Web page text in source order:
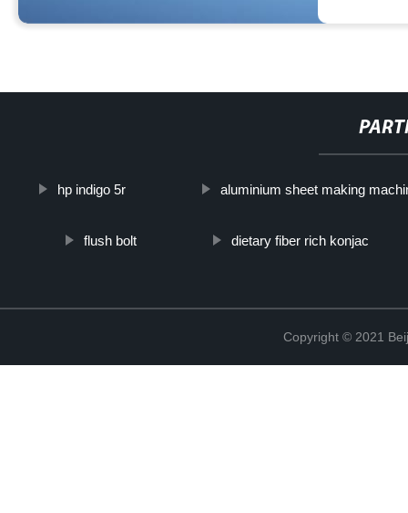
hp indigo 5r aluminium sheet making
flush bolt dietary fiber rich konjac
Copyright © 2021